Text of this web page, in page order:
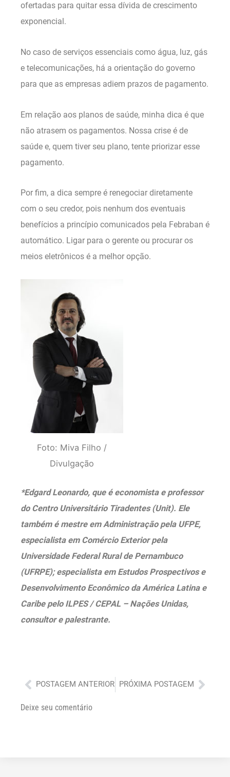
ofertadas para quitar essa dívida de crescimento
exponencial.
No caso de serviços essenciais como água, luz, gás
e telecomunicações, há a orientação do governo
para que as empresas adiem prazos de pagamento.
Em relação aos planos de saúde, minha dica é que
não atrasem os pagamentos. Nossa crise é de
saúde e, quem tiver seu plano, tente priorizar esse
pagamento.
Por fim, a dica sempre é renegociar diretamente
com o seu credor, pois nenhum dos eventuais
benefícios a princípio comunicados pela Febraban é
automático. Ligar para o gerente ou procurar os
meios eletrônicos é a melhor opção.
Foto: Miva Filho /
Divulgação
*Edgard Leonardo, que é economista e professor
do Centro Universitário Tiradentes (Unit). Ele
também é mestre em Administração pela UFPE,
especialista em Comércio Exterior pela
Universidade Federal Rural de Pernambuco
(UFRPE); especialista em Estudos Prospectivos e
Desenvolvimento Econômico da América Latina e
Caribe pelo ILPES / CEPAL – Nações Unidas,
consultor e palestrante.
Anterior
POSTAGEM ANTERIOR PRÓXIMA POSTAGEM
Deixe seu comentário